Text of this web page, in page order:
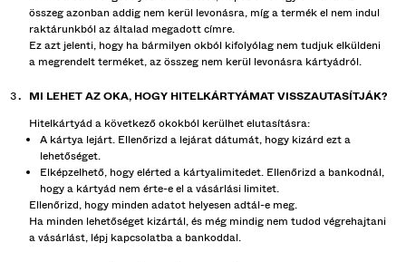
összeg azonban addig nem kerül levonásra, míg a termék el nem indul
raktárunkból az általad megadott címre.
Ez azt jelenti, hogy ha bármilyen okból kifolyólag nem tudjuk elküldeni
a megrendelt terméket, az összeg nem kerül levonásra kártyádról.
MI LEHET AZ OKA, HOGY HITELKÁRTYÁMAT VISSZAUTASÍTJÁK?
Hitelkártyád a következő okokból kerülhet elutasításra:
A kártya lejárt. Ellenőrizd a lejárat dátumát, hogy kizárd ezt a
lehetőséget.
Elképzelhető, hogy elérted a kártyalimitedet. Ellenőrizd a bankodnál,
hogy a kártyád nem érte-e el a vásárlási limitet.
Ellenőrizd, hogy minden adatot helyesen adtál-e meg.
Ha minden lehetőséget kizártál, és még mindig nem tudod végrehajtani
a vásárlást, lépj kapcsolatba a bankoddal.